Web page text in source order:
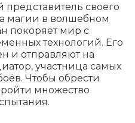
своего
магии в волшебном
покоряет мир с
технологий. Его
и отправляют на
участница самых
Чтобы обрести
множество